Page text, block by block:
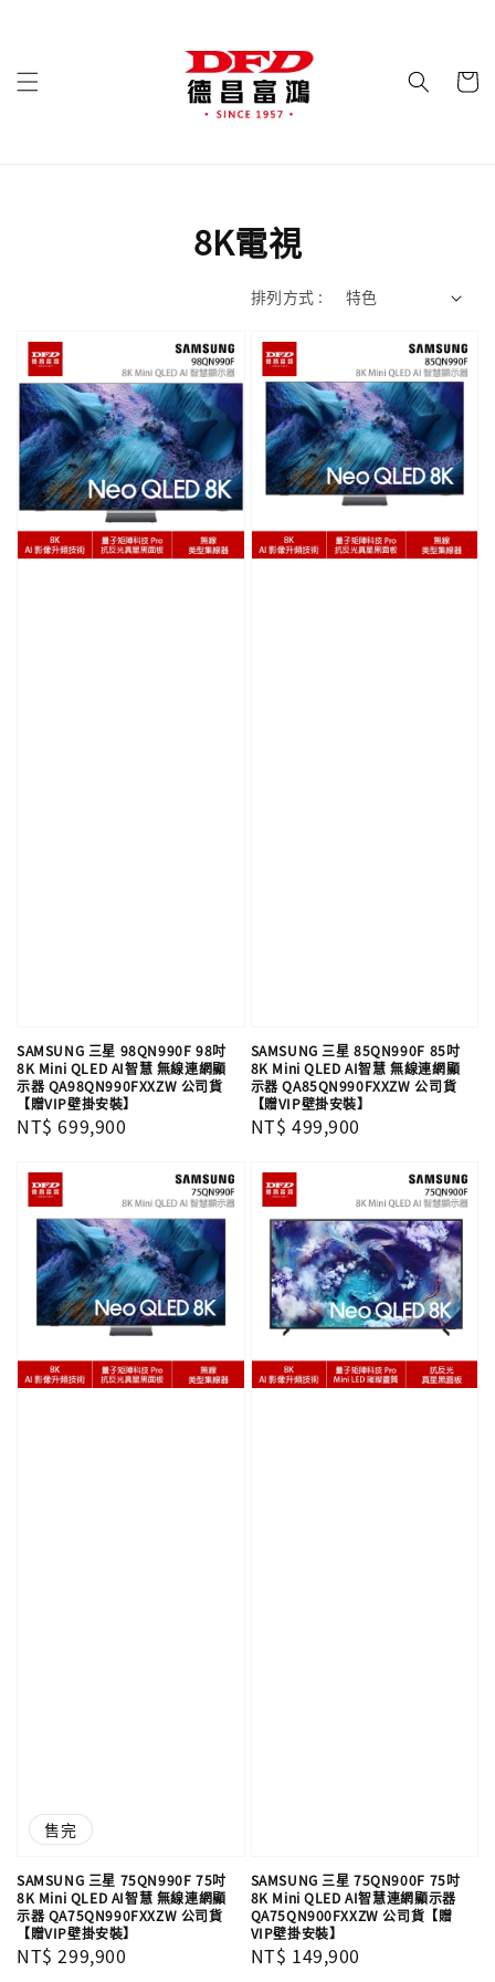
8K電視
排列方式 :
SAMSUNG 三星 98QN990F 98吋
8K Mini QLED AI智慧 無線連網顯
示器 QA98QN990FXXZW 公司貨
【贈VIP壁掛安裝】
Regular
NT$ 699,900
SAMSUNG 三星 85QN990F 85吋
8K Mini QLED AI智慧 無線連網顯
示器 QA85QN990FXXZW 公司貨
【贈VIP壁掛安裝】
Regular
NT$ 499,900
售完
SAMSUNG 三星 75QN990F 75吋
8K Mini QLED AI智慧 無線連網顯
示器 QA75QN990FXXZW 公司貨
【贈VIP壁掛安裝】
Regular
NT$ 299,900
SAMSUNG 三星 75QN900F 75吋
8K Mini QLED AI智慧連網顯示器
QA75QN900FXXZW 公司貨【贈
VIP壁掛安裝】
Regular
NT$ 149,900